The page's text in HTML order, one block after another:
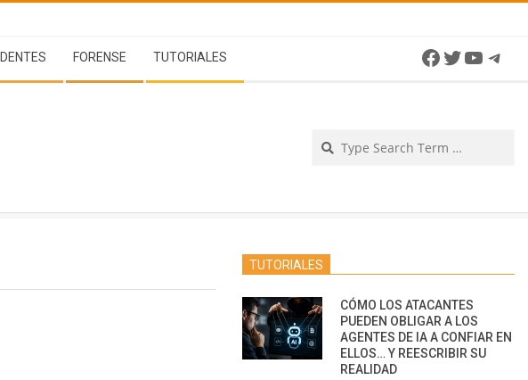
FORENSE TUTORIALES Facebook
Twitter
TUTORIALES
CÓMO LOS ATACANTES
PUEDEN OBLIGAR A LOS
AGENTES DE IA A CONFIAR EN
ELLOS… Y REESCRIBIR SU
REALIDAD